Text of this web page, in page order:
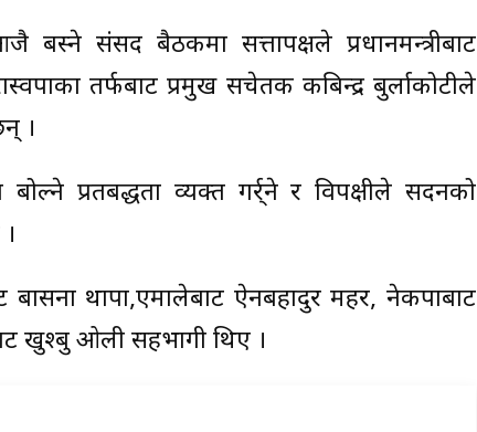
संसद बैठकमा सत्तापक्षले प्रधानमन्त्रीबाट
तर्फबाट प्रमुख सचेतक कबिन्द्र बुर्लाकोटीले
।
बोल्ने प्रतबद्धता व्यक्त गर्र्ने र विपक्षीले सदनको
बासना थापा,एमालेबाट ऐनबहादुर महर, नेकपाबाट
खुश्बु ओली सहभागी थिए ।